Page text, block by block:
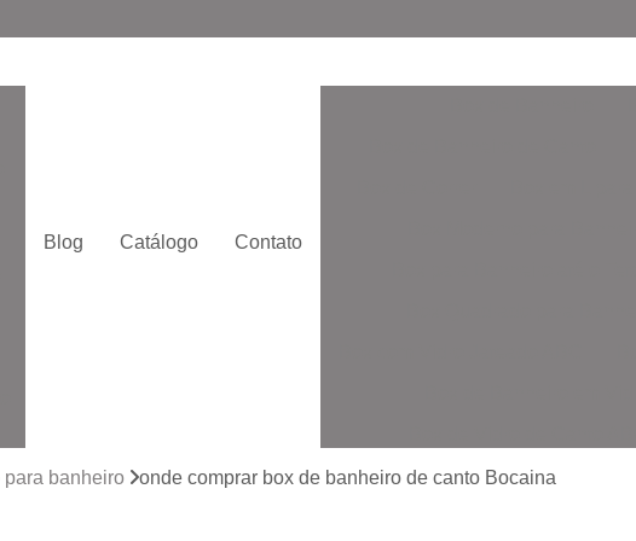
Blog Catálogo Contato
Box de Vidro Sanfonado ABC
para banheiro onde comprar box de banheiro de canto Bocaina